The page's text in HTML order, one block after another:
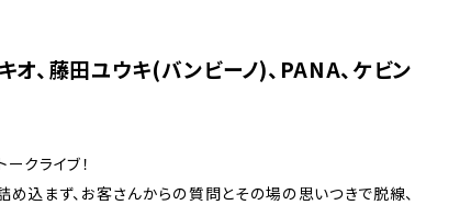
オ、藤田ユウキ(バンビーノ)、PANA、ケビン
クライブ！
込まず、お客さんからの質問とその場の思いつきで脱線、